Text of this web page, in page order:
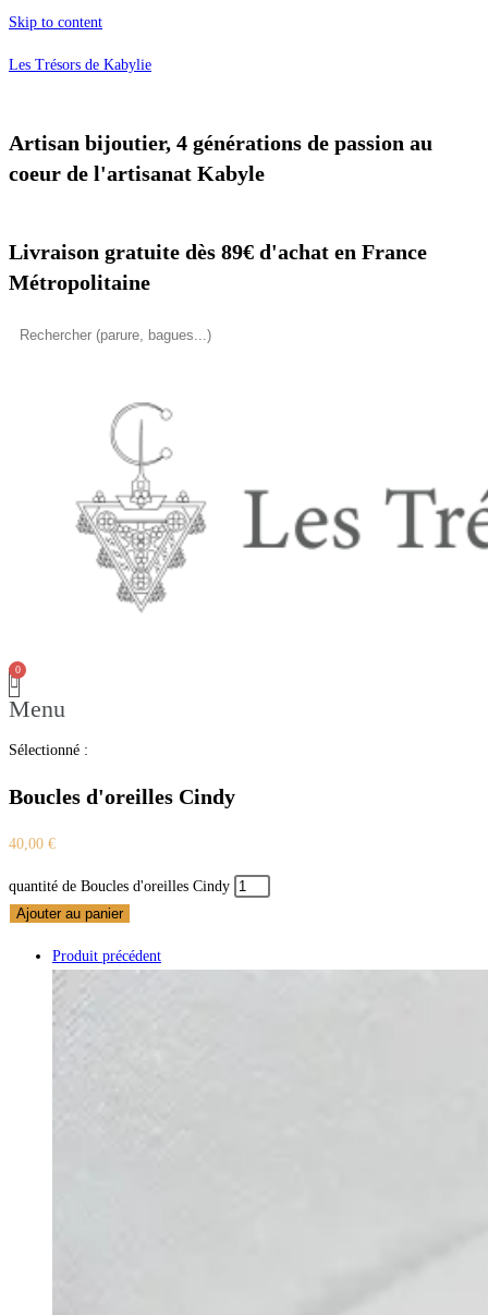
Skip to content
Les Trésors de Kabylie
Artisan bijoutier, 4 générations de passion au
coeur de l'artisanat Kabyle
Livraison gratuite dès 89€ d'achat en France
Métropolitaine
Menu
Sélectionné :
Boucles d'oreilles Cindy
40,00 €
quantité de Boucles d'oreilles Cindy
Ajouter au panier
Produit précédent